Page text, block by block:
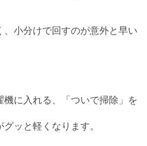
小分けで回すのが意外と早い
に入れる、「ついで掃除」を
ッと軽くなります。